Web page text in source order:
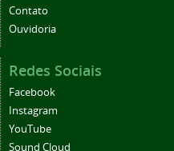
Contato
Ouvidoria
Redes Sociais
Facebook
Instagram
YouTube
Sound Cloud